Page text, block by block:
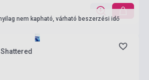
nem kapható, várható beszerzési idő